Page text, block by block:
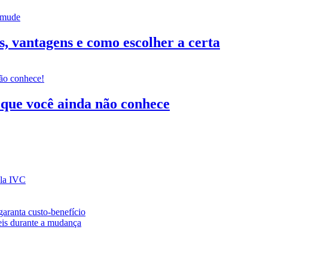
vantagens e como escolher a certa
você ainda não conhece
IVC
custo-benefício
durante a mudança